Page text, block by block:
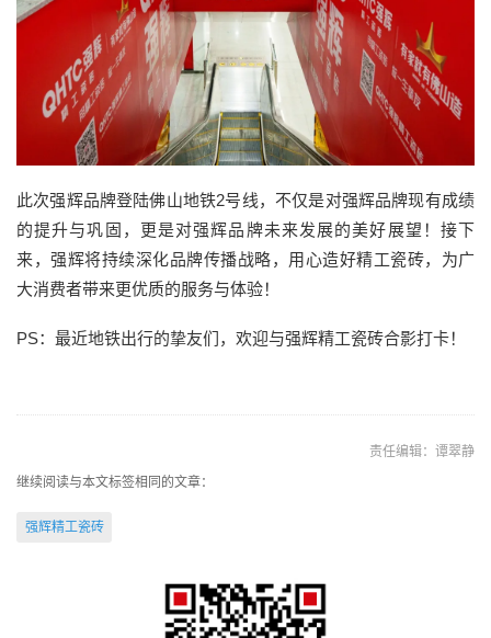
此次强辉品牌登陆佛山地铁2号线，不仅是对强辉品牌现有成绩
的提升与巩固，更是对强辉品牌未来发展的美好展望！接下
来，强辉将持续深化品牌传播战略，用心造好精工瓷砖，为广
大消费者带来更优质的服务与体验！
PS：最近地铁出行的挚友们，欢迎与强辉精工瓷砖合影打卡！
责任编辑：谭翠静
继续阅读与本文标签相同的文章：
强辉精工瓷砖